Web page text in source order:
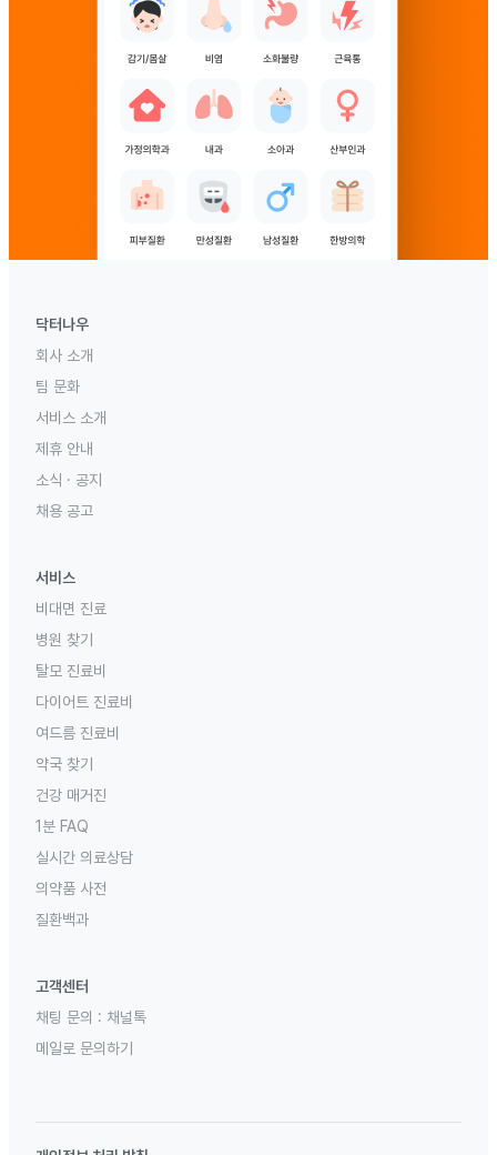
닥터나우
회사 소개
팀 문화
서비스 소개
제휴 안내
소식 · 공지
채용 공고
서비스
비대면 진료
병원 찾기
탈모 진료비
다이어트 진료비
여드름 진료비
약국 찾기
건강 매거진
1분 FAQ
실시간 의료상담
의약품 사전
질환백과
고객센터
채팅 문의 : 채널톡
메일로 문의하기